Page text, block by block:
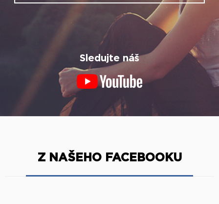
Sledujte náš
Z NAŠEHO FACEBOOKU